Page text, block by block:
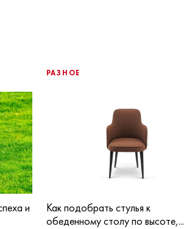
и
РАЗНОЕ
Как подобрать стулья к
обеденному столу по высоте,...